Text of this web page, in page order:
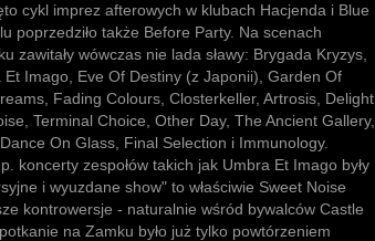
cykl imprez afterowych w klubach Hacjenda i Blue
poprzedziło także Before Party. Na scenach
zawitały wówczas nie lada sławy: Brygada Kryzys,
Et Imago, Eve Of Destiny (z Japonii), Garden Of
Fading Colours, Closterkeller, Artrosis, Delight,
Terminal Choice, Other Day, The Ancient Gallery,
On Glass, Final Selection i Immunology.
koncerty zespołów takich jak Umbra Et Imago były
i wyuzdane show" to właściwie Sweet Noise
kontrowersje - naturalnie wśród bywalców Castle
na Zamku było już tylko powtórzeniem